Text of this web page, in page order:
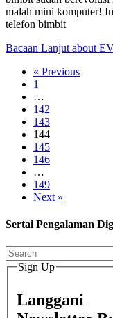
malah mini komputer!
telefon bimbit
Bacaan Lanjut about
« Previous
1
…
142
143
144
145
146
…
149
Next »
Sertai Pengalaman
Sign Up
Langgani